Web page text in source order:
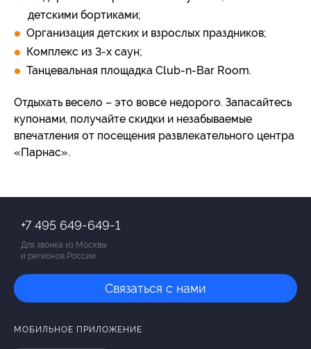
детскими бортиками;
Организация детских и взрослых праздников;
Комплекс из 3-х саун;
Танцевальная площадка Club-n-Bar Room.
Отдыхать весело – это вовсе недорого. Запасайтесь
купонами, получайте скидки и незабываемые
впечатления от посещения развлекательного центра
«Парнас».
+7 495 649-649-1
Для звонка из Москвы
и регионов России
Связаться с нами
МОБИЛЬНОЕ ПРИЛОЖЕНИЕ